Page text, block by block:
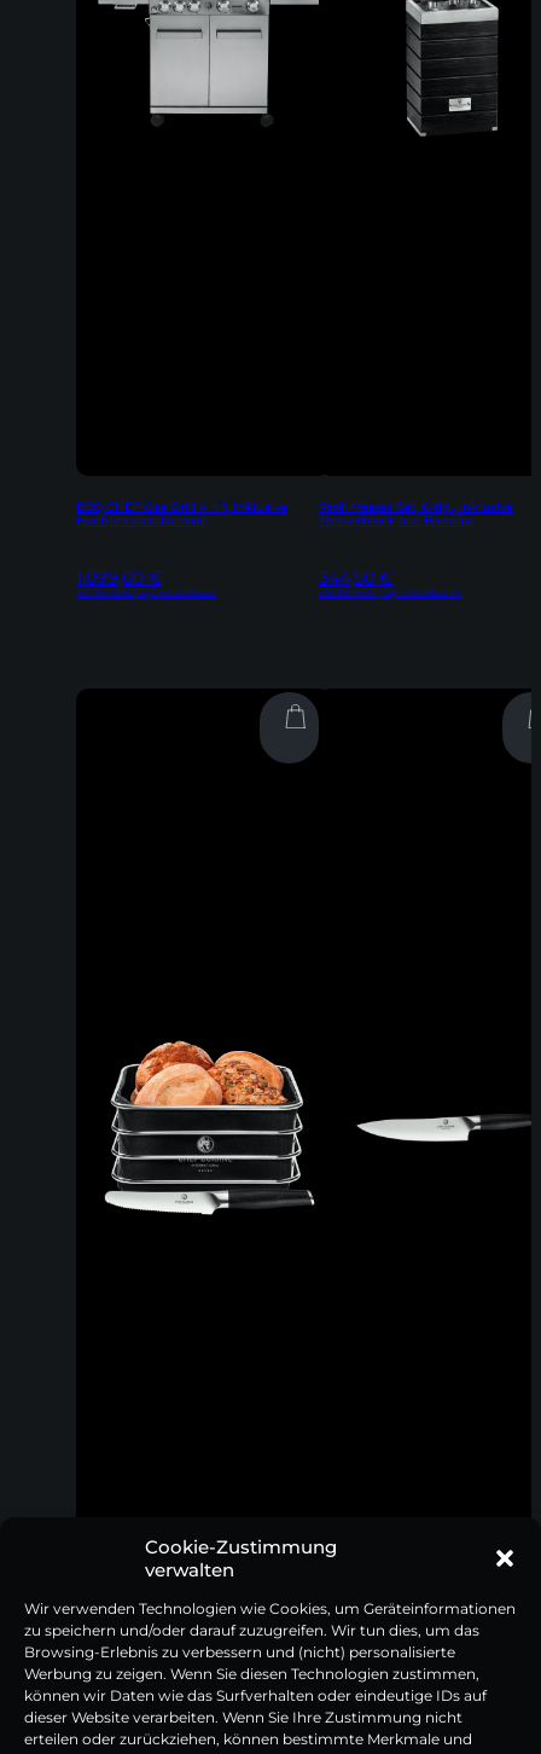
Cookie-Zustimmung
verwalten
Wir verwenden Technologien wie Cookies, um Geräteinformationen
zu speichern und/oder darauf zuzugreifen. Wir tun dies, um das
Browsing-Erlebnis zu verbessern und (nicht) personalisierte
Werbung zu zeigen. Wenn Sie diesen Technologien zustimmen,
können wir Daten wie das Surfverhalten oder eindeutige IDs auf
dieser Website verarbeiten. Wenn Sie Ihre Zustimmung nicht
erteilen oder zurückziehen, können bestimmte Merkmale und
BBQ CHEF Gas Grill 4 + 1, inklusive
Hochtemperaturzone
1.099,00 €
Inkl. 19% MwSt | zzgl. Versandkosten
Profi Messer Set, 6-tlg., inklusive
Messerblock aus Bambus
344,50 €
Inkl. 19% MwSt | zzgl. Versandkosten
Brotkorb Set mit Frühstücksmesser
Pakkaholz
64,95€
Chefmesser mit Pakkaholzgriff
79,95€